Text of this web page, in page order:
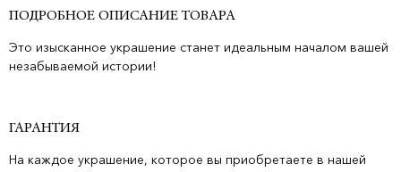
ПОДРОБНОЕ ОПИСАНИЕ ТОВАРА
Это изысканное украшение станет идеальным началом вашей
незабываемой истории!
ГАРАНТИЯ
На каждое украшение, которое вы приобретаете в нашей